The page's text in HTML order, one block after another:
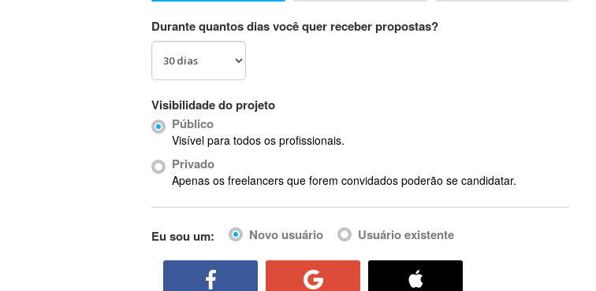
Ab Initio
ABIS
AbleCommerce
Ableton Live
Abstract Window Toolkit (AWT)
Durante quantos dias você quer receber propostas?
Visibilidade do projeto
Público
Visível para todos os profissionais.
Privado
Apenas os freelancers que forem convidados poderão se candidatar.
Eu sou um: Novo usuário Usuário existente